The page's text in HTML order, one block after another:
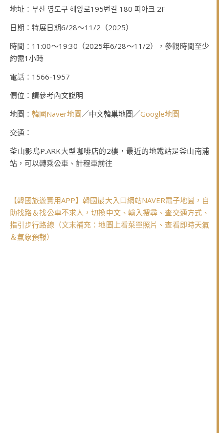
地址：부산 영도구 해양로195번길 180 피아크 2F
日期：特展日期6/28～11/2（2025）
時間：11:00～19:30（2025年6/28～11/2），參觀時間至少
約需1小時
電話：1566-1957
價位：請參考內文說明
地圖： 韓國Naver地圖／中文韓巢地圖／Google地圖
交通：
釜山影島P.ARK大型咖啡店的2樓，最近的地鐵站是釜山南浦
站，可以轉乘公車、計程車前往
【韓國旅遊實用APP】韓國最大入口網站NAVER電子地圖，自
助找路＆找公車不求人，切換中文、輸入搜尋、查交通方式、
指引步行路線（文末補充：地圖上看菜單照片、查看即時天氣
＆氣象預報）